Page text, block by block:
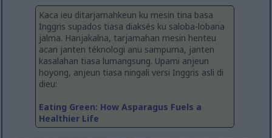
Kaca ieu ditarjamahkeun ku mesin tina basa
Inggris supados tiasa diaksés ku saloba-lobana
jalma. Hanjakalna, tarjamahan mesin henteu
acan janten téknologi anu sampurna, janten
kasalahan tiasa lumangsung. Upami anjeun
hoyong, anjeun tiasa ningali versi Inggris asli di
dieu:
Eating Green: How Asparagus Fuels a
Healthier Life